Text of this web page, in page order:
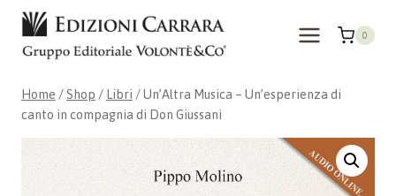
Skip
content
0
Home / Shop / Libri /Un’Altra Musica – Un’esperienza di
canto in compagnia di Don Giussani